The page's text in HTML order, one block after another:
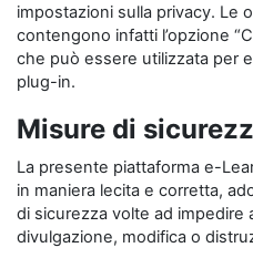
impostazioni sulla privacy. Le
contengono infatti l’opzione
che può essere utilizzata per
plug-in.
Misure di
La presente piattaforma e-
in maniera lecita e corretta,
di sicurezza volte ad impedire
divulgazione, modifica o